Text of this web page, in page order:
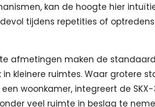
kan de hoogte hier
tijdens repetities of
afmetingen maken de
in kleinere ruimtes. Waar grotere
woonkamer, integreert de
veel ruimte in beslag te